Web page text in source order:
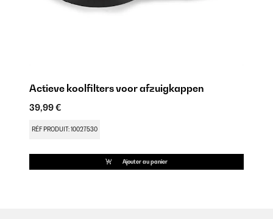
Actieve koolfilters voor afzuigkappen
39,99 €
RÉF PRODUIT: 10027530
Ajouter au panier